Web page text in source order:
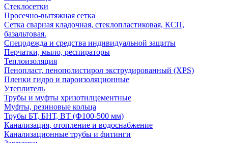
Стеклосетки
Просечно-вытяжная сетка
Сетка сварная кладочная, стеклопластиковая, КСП,
базальтовая.
Спецодежда и средства индивидуальной защиты
Перчатки, мыло, респираторы
Теплоизоляция
Пенопласт, пенополистирол экструдированный (XPS)
Пленки гидро и пароизоляционные
Утеплитель
Трубы и муфты хризотилцементные
Муфты, резиновые кольца
Трубы БТ, БНТ, ВТ (Ф100-500 мм)
Канализация, отопление и водоснабжение
Канализационные трубы и фитинги